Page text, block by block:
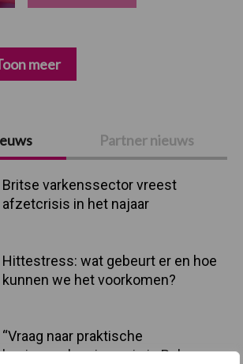
Partner nieuws
Britse varkenssector vreest
afzetcrisis in het najaar
Hittestress: wat gebeurt er en hoe
kunnen we het voorkomen?
“Vraag naar praktische
hygieneoplossingen is in Polen
meer